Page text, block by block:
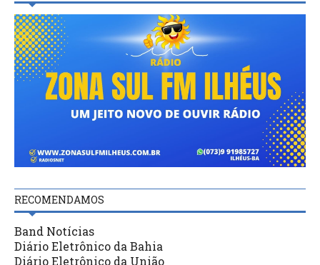
RECOMENDAMOS
Band Notícias
Diário Eletrônico da Bahia
Diário Eletrônico da União